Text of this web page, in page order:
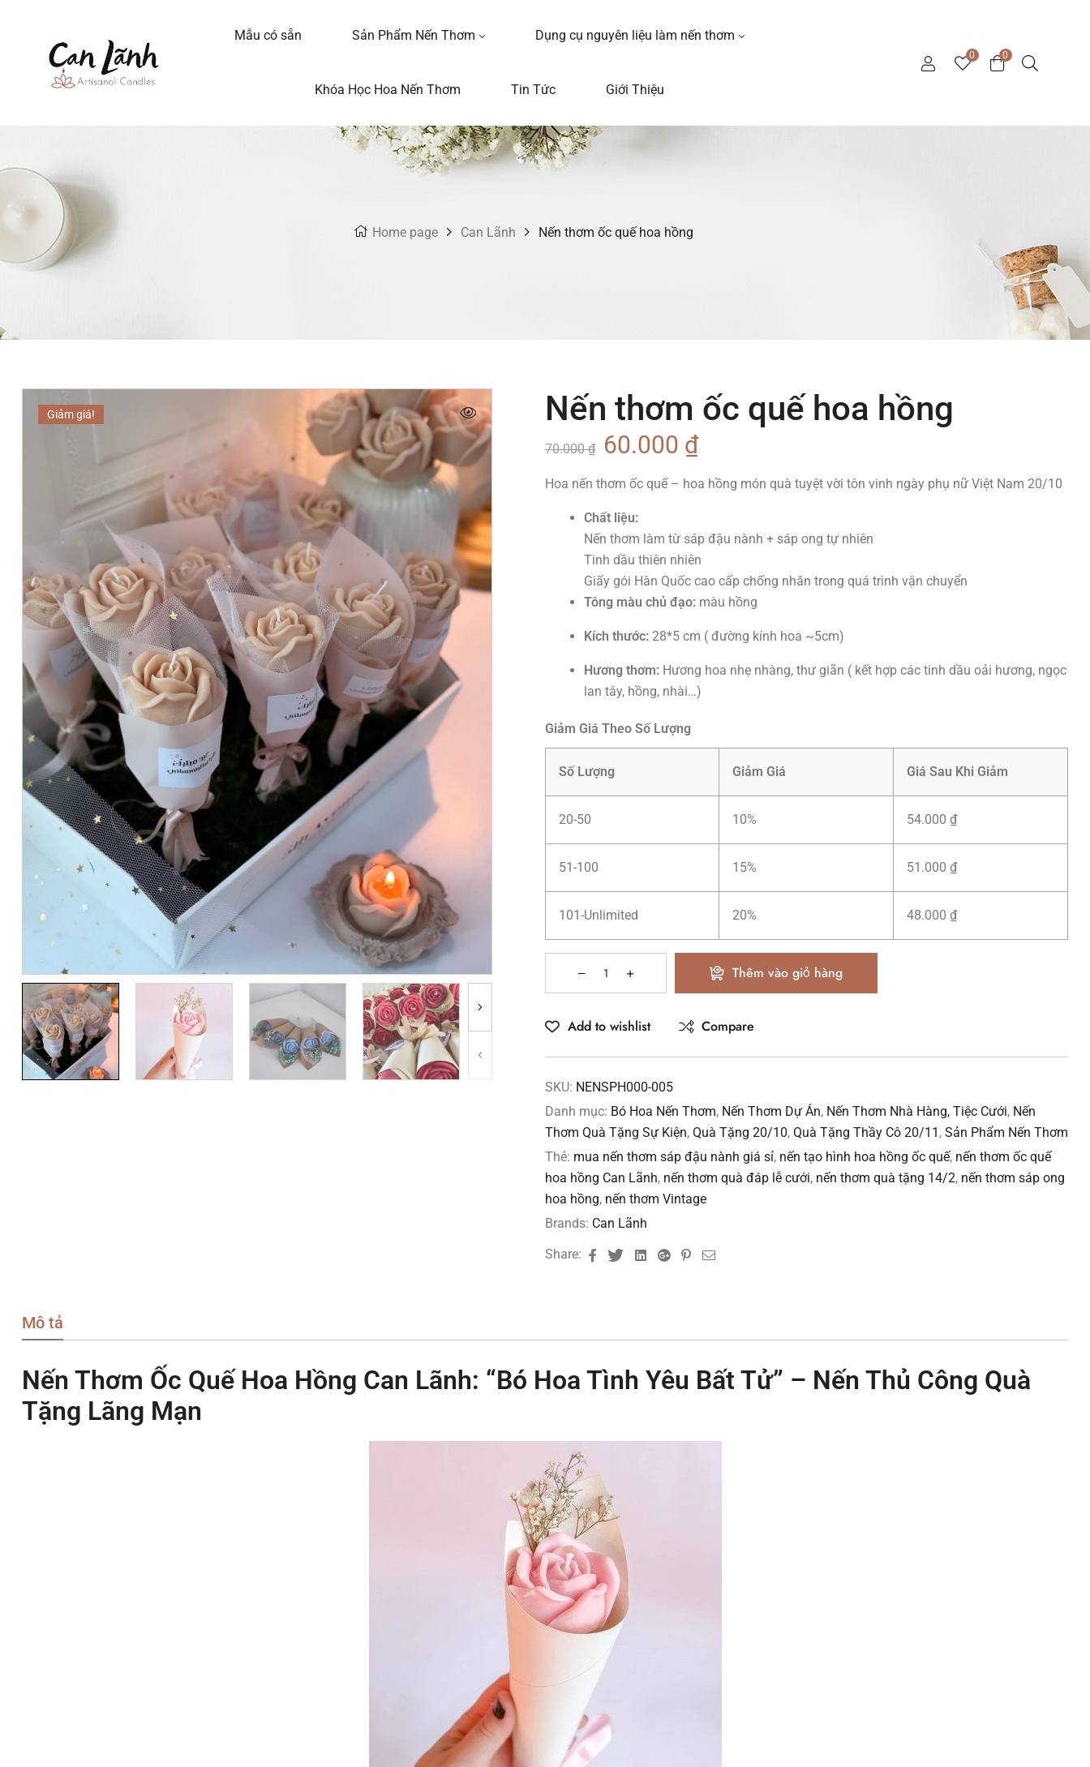
Mẫu có sẵn Sản Phẩm Nến Thơm Dụng cụ nguyên liệu làm nến thơm
Khóa Học Hoa Nến Thơm Tin Tức Giới Thiệu
0 0
Home page Can Lãnh Nến thơm ốc quế hoa hồng
Giảm giá! Nến thơm ốc quế hoa hồng
70.000₫ 60.000 ₫
Hoa nến thơm ốc quế – hoa hồng món quà tuyệt vời tôn vinh ngày phụ nữ Việt Nam 20/10
Chất liệu:
Nến thơm làm từ sáp đậu nành + sáp ong tự nhiên
Tinh dầu thiên nhiên
Giấy gói Hàn Quốc cao cấp chống nhăn trong quá trình vận chuyển
Tông màu chủ đạo: màu hồng
Kích thước: 28*5 cm ( đường kính hoa ~5cm)
Hương thơm: Hương hoa nhẹ nhàng, thư giãn ( kết hợp các tinh dầu oải hương, ngọc
lan tây, hồng, nhài…)
Giảm Giá Theo Số Lượng
Số Lượng Giảm Giá Giá Sau Khi Giảm
20-50 10% 54.000 ₫
51-100 15% 51.000 ₫
101-Unlimited 20% 48.000 ₫
Thêm vào giỏ hàng
Add to wishlist Compare
SKU: NENSPH000-005
Danh mục: Bó Hoa Nến Thơm, Nến Thơm Dự Án, Nến Thơm Nhà Hàng, Tiệc Cưới, Nến
Thơm Quà Tặng Sự Kiện, Quà Tặng 20/10, Quà Tặng Thầy Cô 20/11 , Sản Phẩm Nến Thơm
Thẻ: mua nến thơm sáp đậu nành giá sỉ, nến tạo hình hoa hồng ốc quế, nến thơm ốc quế
hoa hồng Can Lãnh, nến thơm quà đáp lễ cưới, nến thơm quà tặng 14/2, nến thơm sáp ong
hoa hồng, nến thơm Vintage
Brands: Can Lãnh
Share:
FacebookTwitterLinkedinGoogle+Pinterest
Email
Mô tả
Nến Thơm Ốc Quế Hoa Hồng Can Lãnh: “Bó Hoa Tình Yêu Bất Tử” – Nến Thủ Công Quà
Tặng Lãng Mạn